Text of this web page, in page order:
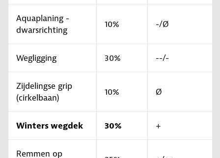
Aquaplaning -
dwarsrichting
10% -/Ø
Wegligging 30% --/-
Zijdelingse grip
(cirkelbaan)
10% Ø
Winters wegdek 30% +
Remmen op